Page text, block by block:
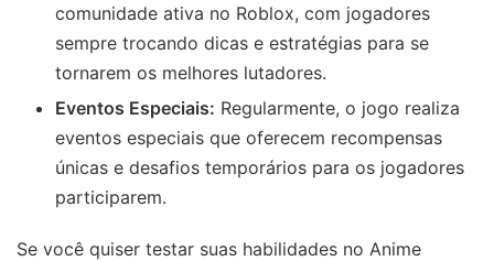
comunidade ativa no Roblox, com jogadores
sempre trocando dicas e estratégias para se
tornarem os melhores lutadores.
Eventos Especiais: Regularmente, o jogo realiza
eventos especiais que oferecem recompensas
únicas e desafios temporários para os jogadores
participarem.
Se você quiser testar suas habilidades no Anime